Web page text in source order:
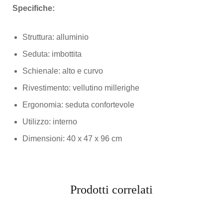
Specifiche:
Struttura: alluminio
Seduta: imbottita
Schienale: alto e curvo
Rivestimento: vellutino millerighe
Ergonomia: seduta confortevole
Utilizzo: interno
Dimensioni: 40 x 47 x 96 cm
Prodotti correlati